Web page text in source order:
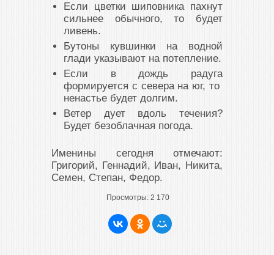
Если цветки шиповника пахнут
сильнее обычного, то будет
ливень.
Бутоны кувшинки на водной
глади указывают на потепление.
Если в дождь радуга
формируется с севера на юг, то
ненастье будет долгим.
Ветер дует вдоль течения?
Будет безоблачная погода.
Именины сегодня отмечают:
Григорий, Геннадий, Иван, Никита,
Семен, Степан, Федор.
Просмотры: 2 170